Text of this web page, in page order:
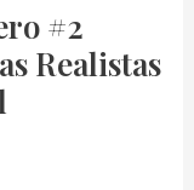
#2
Realistas